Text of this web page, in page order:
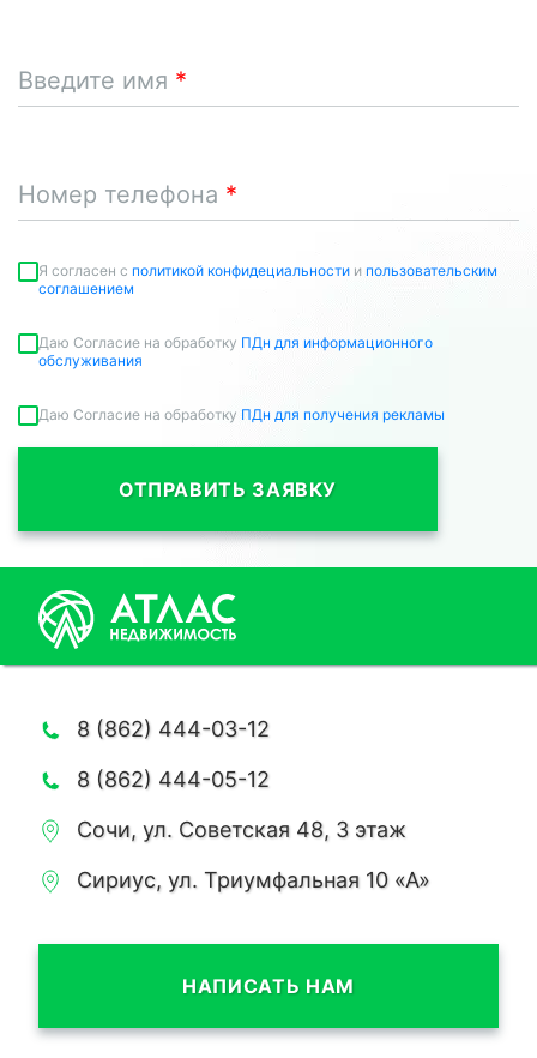
Введите имя
Номер телефона
Я согласен c политикой конфидециальности и пользовательским
соглашением
Даю Согласие на обработку ПДн для информационного
обслуживания
Даю Согласие на обработку ПДн для получения рекламы
ОТПРАВИТЬ ЗАЯВКУ
8 (862) 444-03-12
8 (862) 444-05-12
Сочи, ул. Советская 48, 3 этаж
Сириус, ул. Триумфальная 10 «А»
НАПИСАТЬ НАМ